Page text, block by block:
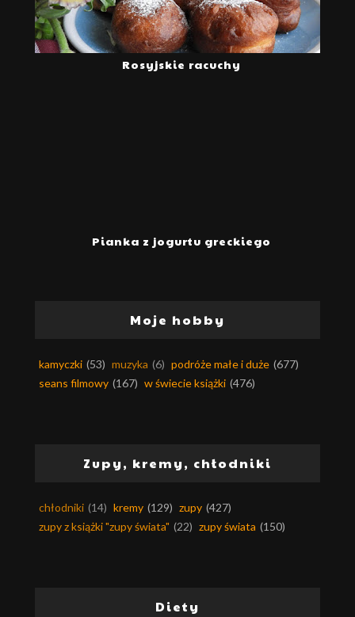
Rosyjskie racuchy
Pianka z jogurtu greckiego
Moje hobby
kamyczki (53) muzyka (6) podróże małe i duże (677)
seans filmowy (167) w świecie książki (476)
Zupy, kremy, chłodniki
chłodniki (14) kremy (129) zupy (427)
zupy z książki "zupy świata" (22) zupy świata (150)
Diety